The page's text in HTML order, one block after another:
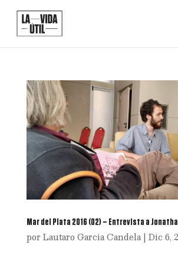
Mar del Plata 2016 (02) – Entrevista a
por Lautaro Garcia Candela| Dic 6,